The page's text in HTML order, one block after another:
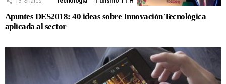
Apuntes DES2018: 40 ideas sobre Innovación Tecnológica
aplicada al sector